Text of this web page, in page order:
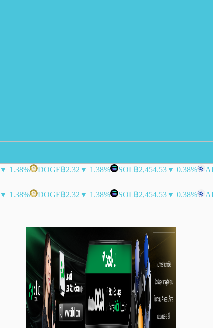
▼ 1.38% DOGE฿2.32 ▼ 1.38% SOL฿2,454.53▼ 0.38%
▼ 1.38% DOGE฿2.32 ▼ 1.38% SOL฿2,454.53▼ 0.38%